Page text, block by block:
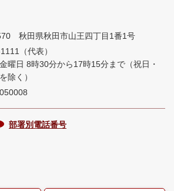
秋田県秋田市山王四丁目1番1号
（代表）
曜日 8時30分から17時15分まで （祝日・
除く）
部署別電話番号